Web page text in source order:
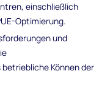
einschließlich
Optimierung.
und
Können der